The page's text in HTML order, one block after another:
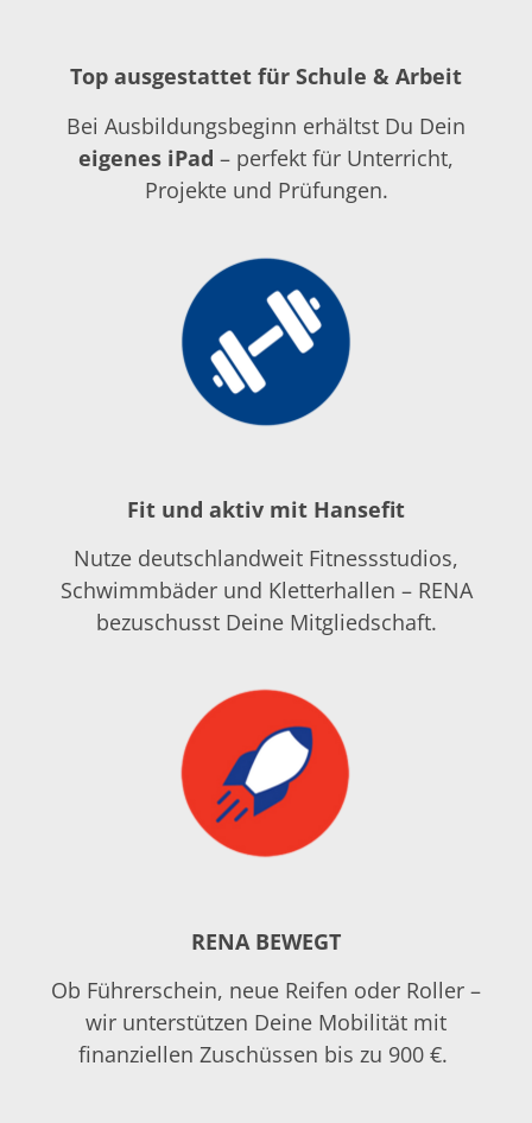
Top ausgestattet für Schule & Arbeit
Bei Ausbildungsbeginn erhältst Du Dein
eigenes iPad – perfekt für Unterricht,
Projekte und Prüfungen.
Fit und aktiv mit Hansefit
Nutze deutschlandweit Fitnessstudios,
Schwimmbäder und Kletterhallen – RENA
bezuschusst Deine Mitgliedschaft.
RENA BEWEGT
Ob Führerschein, neue Reifen oder Roller –
wir unterstützen Deine Mobilität mit
finanziellen Zuschüssen bis zu 900 €.